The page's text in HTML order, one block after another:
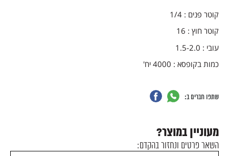
קוטר פנים : 1/4
קוטר חוץ : 16
עובי : 1.5-2.0
כמות בקופסא : 4000 יח'
שתפו חברים ב:
מעוניין במוצר?
השאר פרטים ונחזור בהקדם: